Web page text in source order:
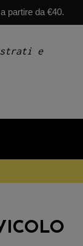
partire da €40.
e